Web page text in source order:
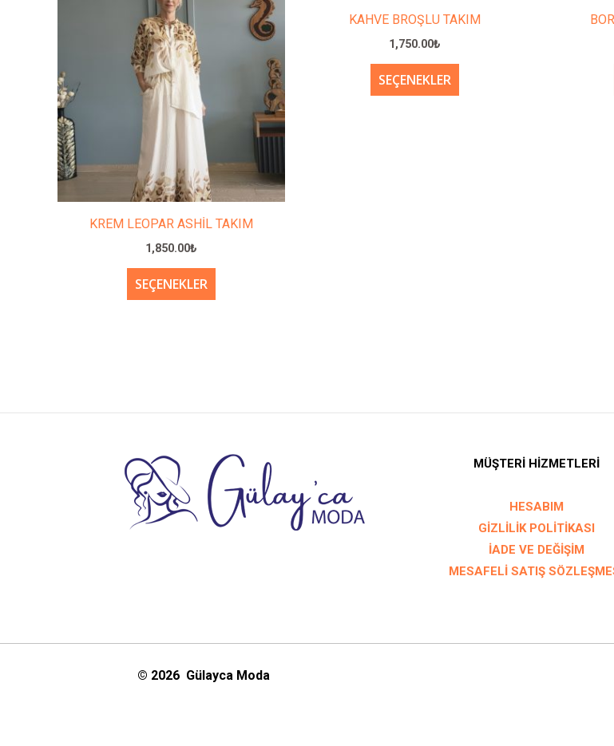
KREM LEOPAR ASHİL TAKIM
1,850.00₺
SEÇENEKLER
ürünün
birden
varyasyonu
Seçenekler
sayfasından
seçilebilir
KAHVE BROŞLU TAKIM
1,750.00₺
SEÇENEKLER
MÜŞTERİ HİZMETLERİ
HESABIM
GİZLİLİK POLİTİKASI
İADE VE DEĞİŞİM
MESAFELİ SATIŞ
© 2026 Gülayca Moda